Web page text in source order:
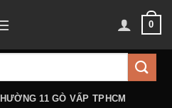
0
11 GÒ VẤP TPHCM